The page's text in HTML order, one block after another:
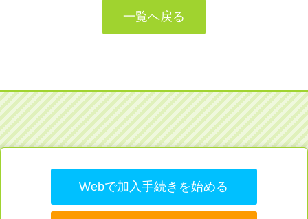
一覧へ戻る
Webで加入手続きを始める